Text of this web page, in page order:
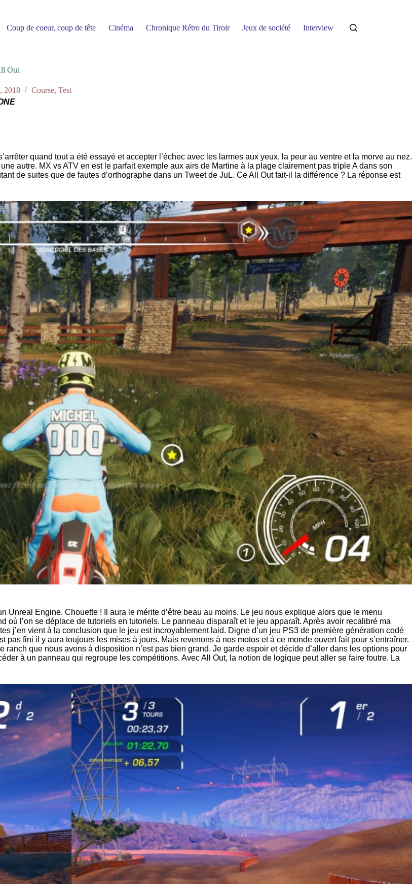
Coup de coeur, coup de tête Cinéma Chronique Rétro du Tiroir Jeux de société Interview
Out
2018 Course, Test
quand tout a été essayé et accepter l’échec avec les larmes aux yeux, la peur au ventre et la morve au nez.
autre. MX vs ATV en est le parfait exemple aux airs de Martine à la plage clairement pas triple A dans son
de suites que de fautes d’orthographe dans un Tweet de JuL. Ce All Out fait-il la différence ? La réponse est
Unreal Engine. Chouette ! Il aura le mérite d’être beau au moins. Le jeu nous explique alors que le menu
où l’on se déplace de tutoriels en tutoriels. Le panneau disparaît et le jeu apparaît. Après avoir recalibré ma
j’en vient à la conclusion que le jeu est incroyablement laid. Digne d’un jeu PS3 de première génération codé
fini il y aura toujours les mises à jours. Mais revenons à nos motos et à ce monde ouvert fait pour s’entraîner.
que nous avons à disposition n’est pas bien grand. Je garde espoir et décide d’aller dans les options pour
à un panneau qui regroupe les compétitions. Avec All Out, la notion de logique peut aller se faire foutre. La